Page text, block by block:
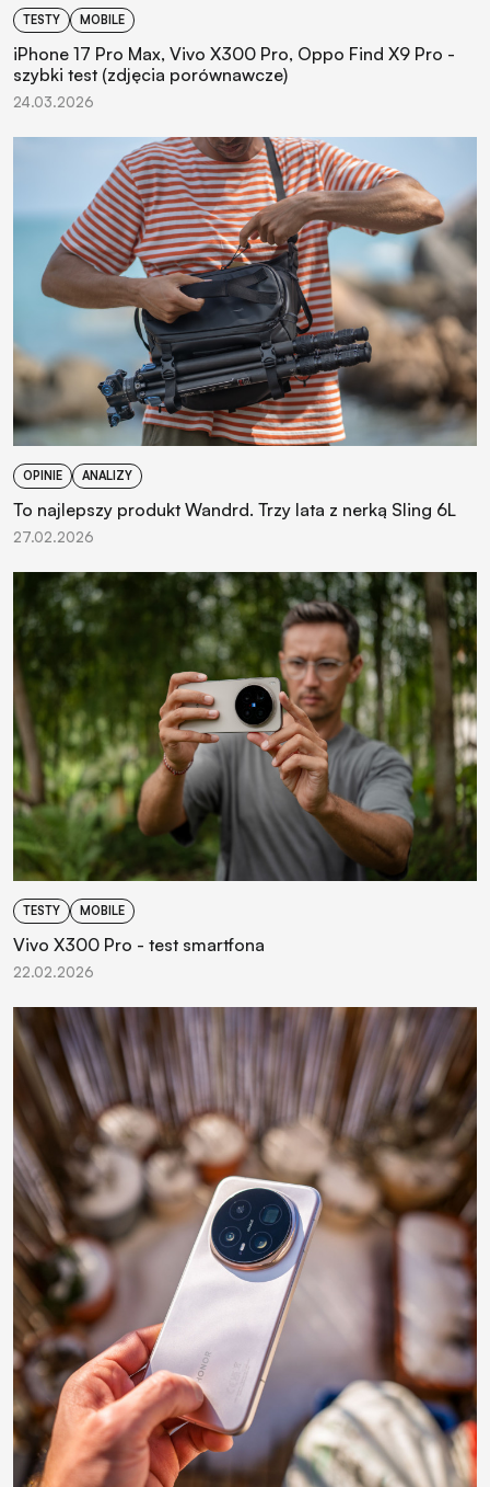
TESTY MOBILE
iPhone 17 Pro Max, Vivo X300 Pro, Oppo Find X9 Pro -
szybki test (zdjęcia porównawcze)
24.03.2026
OPINIE ANALIZY
To najlepszy produkt Wandrd. Trzy lata z nerką Sling 6L
27.02.2026
TESTY MOBILE
Vivo X300 Pro - test smartfona
22.02.2026